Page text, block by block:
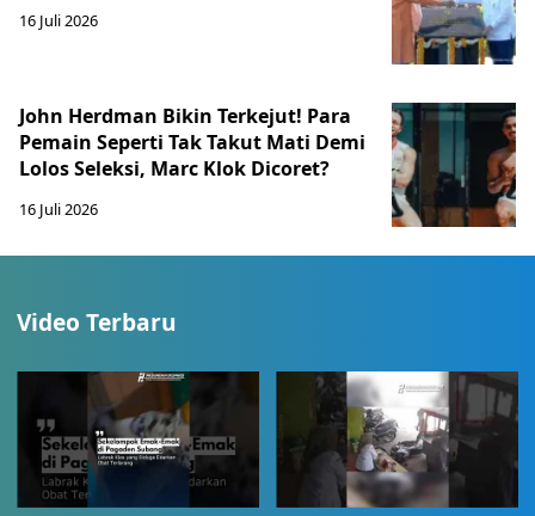
16 Juli 2026
John Herdman Bikin Terkejut! Para
Pemain Seperti Tak Takut Mati Demi
Lolos Seleksi, Marc Klok Dicoret?
16 Juli 2026
Video Terbaru